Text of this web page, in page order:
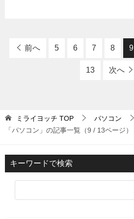
前へ 5 6 7 8 9
13 次へ
ミライヨッチ TOP
パソコン
「パソコン」の記事一覧（9 / 13ページ）
キーワードで検索